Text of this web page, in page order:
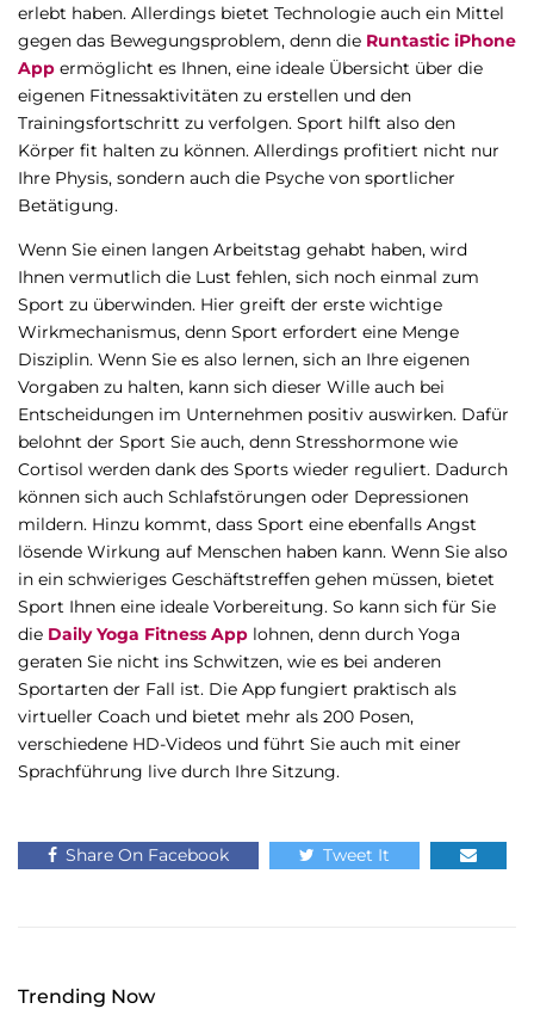
erlebt haben. Allerdings bietet Technologie auch ein Mittel
gegen das Bewegungsproblem, denn die Runtastic iPhone
App ermöglicht es Ihnen, eine ideale Übersicht über die
eigenen Fitnessaktivitäten zu erstellen und den
Trainingsfortschritt zu verfolgen. Sport hilft also den
Körper fit halten zu können. Allerdings profitiert nicht nur
Ihre Physis, sondern auch die Psyche von sportlicher
Betätigung.
Wenn Sie einen langen Arbeitstag gehabt haben, wird
Ihnen vermutlich die Lust fehlen, sich noch einmal zum
Sport zu überwinden. Hier greift der erste wichtige
Wirkmechanismus, denn Sport erfordert eine Menge
Disziplin. Wenn Sie es also lernen, sich an Ihre eigenen
Vorgaben zu halten, kann sich dieser Wille auch bei
Entscheidungen im Unternehmen positiv auswirken. Dafür
belohnt der Sport Sie auch, denn Stresshormone wie
Cortisol werden dank des Sports wieder reguliert. Dadurch
können sich auch Schlafstörungen oder Depressionen
mildern. Hinzu kommt, dass Sport eine ebenfalls Angst
lösende Wirkung auf Menschen haben kann. Wenn Sie also
in ein schwieriges Geschäftstreffen gehen müssen, bietet
Sport Ihnen eine ideale Vorbereitung. So kann sich für Sie
die Daily Yoga Fitness App lohnen, denn durch Yoga
geraten Sie nicht ins Schwitzen, wie es bei anderen
Sportarten der Fall ist. Die App fungiert praktisch als
virtueller Coach und bietet mehr als 200 Posen,
verschiedene HD-Videos und führt Sie auch mit einer
Sprachführung live durch Ihre Sitzung.
Share On Facebook Tweet It
Trending Now